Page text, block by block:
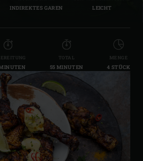
INDIREKTES GAREN LEICHT
TOTAL
55 MINUTEN
MENGE
4 STÜCK